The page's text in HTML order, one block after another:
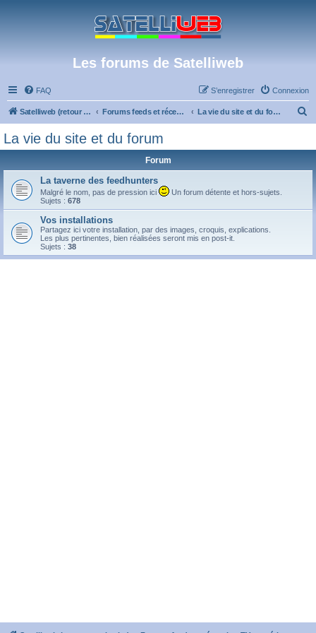
Les forums de Satelliweb
FAQ Connexion
S’enregistrer
Satelliweb (retour vers le site) Forums feeds et réception TV numérique La vie du site et du forum
c
La vie du site et du forum
Forum
La taverne des feedhunters
Malgré le nom, pas de pression ici
Un forum détente et hors-sujets.
Sujets : 678
Vos installations
Partagez ici votre installation, par des images, croquis, explications.
Les plus pertinentes, bien réalisées seront mis en post-it.
Sujets : 38